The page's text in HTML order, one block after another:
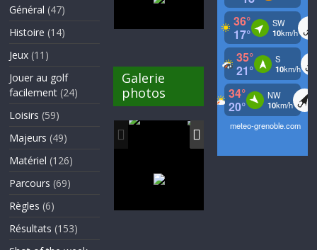
Général (47)
Histoire (14)
Jeux (11)
Jouer au golf
facilement (24)
Loisirs (59)
Majeurs (49)
Matériel (126)
Parcours (69)
Règles (6)
Résultats (153)
Galerie
photos